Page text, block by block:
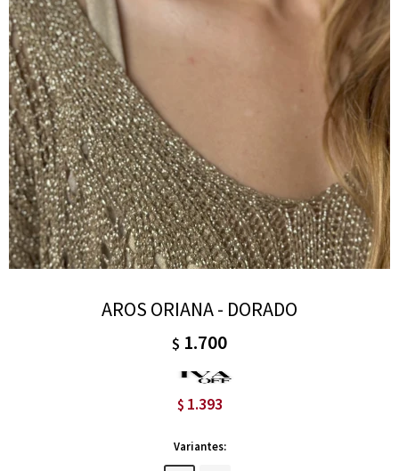
AROS ORIANA - DORADO
$ 1.700
$ 1.393
Variantes: